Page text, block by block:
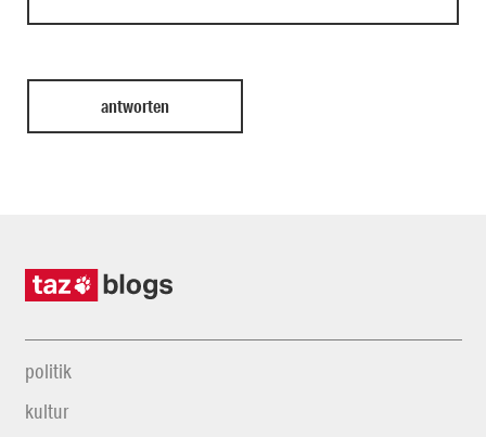
politik
kultur